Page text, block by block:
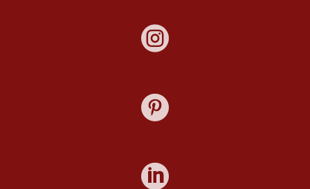


